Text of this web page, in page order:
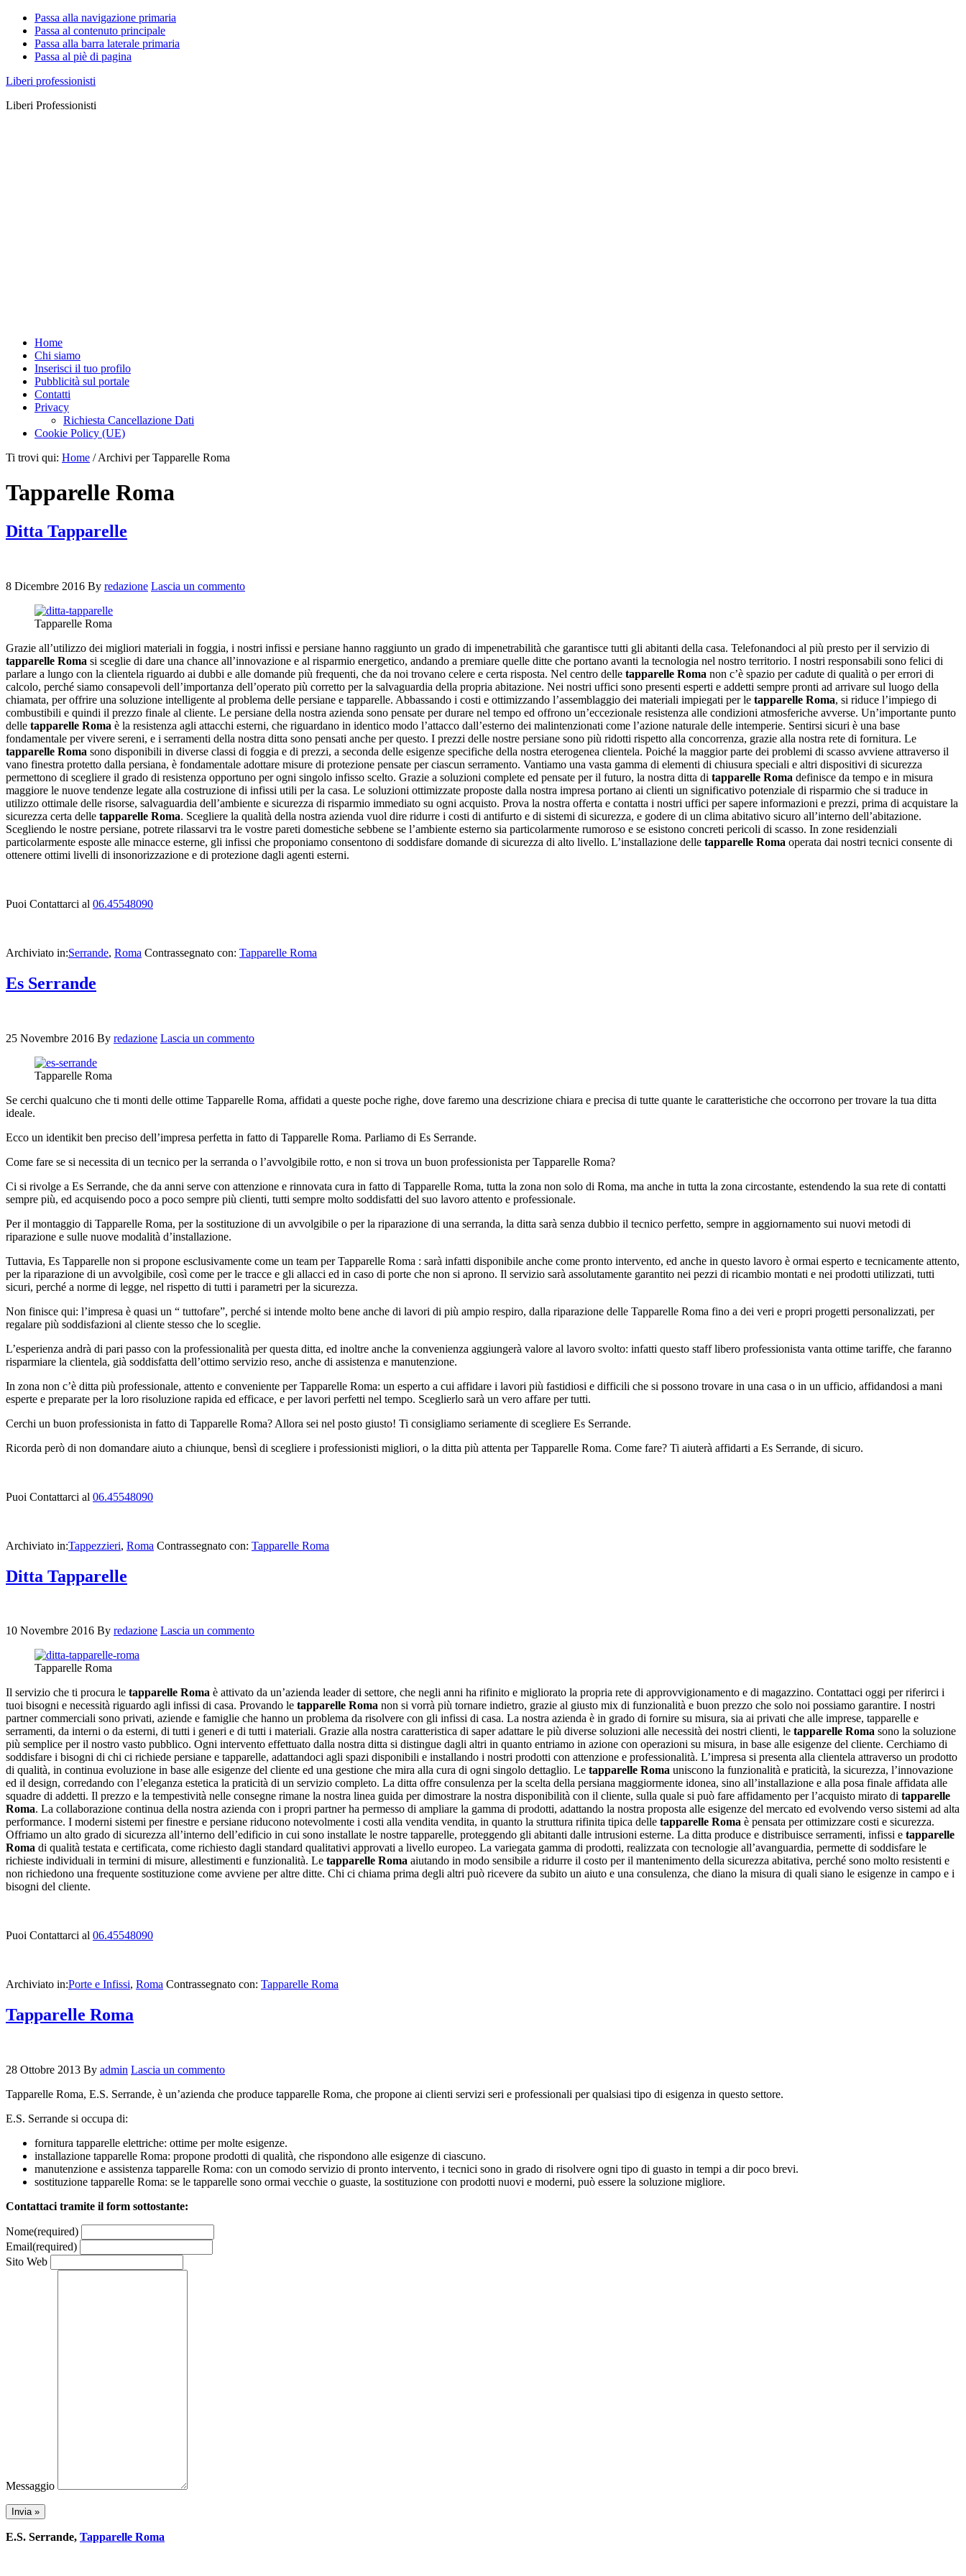
Passa alla navigazione primaria
Passa al contenuto principale
Passa alla barra laterale primaria
Passa al piè di pagina
Liberi professionisti
Liberi Professionisti
Home
Chi siamo
Inserisci il tuo profilo
Pubblicità sul portale
Contatti
Privacy
Richiesta Cancellazione Dati
Cookie Policy (UE)
Ti trovi qui: Home /Archivi per Tapparelle Roma
Tapparelle Roma
Ditta Tapparelle
8 Dicembre 2016 By redazione Lascia un commento
Tapparelle Roma
Grazie all’utilizzo dei migliori materiali in foggia, i nostri infissi e persiane hanno raggiunto un grado di impenetrabilità che garantisce tutti gli abitanti della casa. Telefonandoci al più presto per il servizio di
tapparelle Roma si sceglie di dare una chance all’innovazione e al risparmio energetico, andando a premiare quelle ditte che portano avanti la tecnologia nel nostro territorio. I nostri responsabili sono felici di
parlare a lungo con la clientela riguardo ai dubbi e alle domande più frequenti, che da noi trovano celere e certa risposta. Nel centro delle tapparelle Roma non c’è spazio per cadute di qualità o per errori di
calcolo, perché siamo consapevoli dell’importanza dell’operato più corretto per la salvaguardia della propria abitazione. Nei nostri uffici sono presenti esperti e addetti sempre pronti ad arrivare sul luogo della
chiamata, per offrire una soluzione intelligente al problema delle persiane e tapparelle. Abbassando i costi e ottimizzando l’assemblaggio dei materiali impiegati per le tapparelle Roma, si riduce l’impiego di
combustibili e quindi il prezzo finale al cliente. Le persiane della nostra azienda sono pensate per durare nel tempo ed offrono un’eccezionale resistenza alle condizioni atmosferiche avverse. Un’importante punto
delle tapparelle Roma è la resistenza agli attacchi esterni, che riguardano in identico modo l’attacco dall’esterno dei malintenzionati come l’azione naturale delle intemperie. Sentirsi sicuri è una base
fondamentale per vivere sereni, e i serramenti della nostra ditta sono pensati anche per questo. I prezzi delle nostre persiane sono più ridotti rispetto alla concorrenza, grazie alla nostra rete di fornitura. Le
tapparelle Roma sono disponibili in diverse classi di foggia e di prezzi, a seconda delle esigenze specifiche della nostra eterogenea clientela. Poiché la maggior parte dei problemi di scasso avviene attraverso il
vano finestra protetto dalla persiana, è fondamentale adottare misure di protezione pensate per ciascun serramento. Vantiamo una vasta gamma di elementi di chiusura speciali e altri dispositivi di sicurezza
permettono di scegliere il grado di resistenza opportuno per ogni singolo infisso scelto. Grazie a soluzioni complete ed pensate per il futuro, la nostra ditta di tapparelle Roma definisce da tempo e in misura
maggiore le nuove tendenze legate alla costruzione di infissi utili per la casa. Le soluzioni ottimizzate proposte dalla nostra impresa portano ai clienti un significativo potenziale di risparmio che si traduce in
utilizzo ottimale delle risorse, salvaguardia dell’ambiente e sicurezza di risparmio immediato su ogni acquisto. Prova la nostra offerta e contatta i nostri uffici per sapere informazioni e prezzi, prima di acquistare la
sicurezza certa delle tapparelle Roma. Scegliere la qualità della nostra azienda vuol dire ridurre i costi di antifurto e di sistemi di sicurezza, e godere di un clima abitativo sicuro all’interno dell’abitazione.
Scegliendo le nostre persiane, potrete rilassarvi tra le vostre pareti domestiche sebbene se l’ambiente esterno sia particolarmente rumoroso e se esistono concreti pericoli di scasso. In zone residenziali
particolarmente esposte alle minacce esterne, gli infissi che proponiamo consentono di soddisfare domande di sicurezza di alto livello. L’installazione delle tapparelle Roma operata dai nostri tecnici consente di
ottenere ottimi livelli di insonorizzazione e di protezione dagli agenti esterni.
Puoi Contattarci al 06.45548090
Archiviato in:Serrande, Roma Contrassegnato con: Tapparelle Roma
Es Serrande
25 Novembre 2016 By redazione Lascia un commento
Tapparelle Roma
Se cerchi qualcuno che ti monti delle ottime Tapparelle Roma, affidati a queste poche righe, dove faremo una descrizione chiara e precisa di tutte quante le caratteristiche che occorrono per trovare la tua ditta
ideale.
Ecco un identikit ben preciso dell’impresa perfetta in fatto di Tapparelle Roma. Parliamo di Es Serrande.
Come fare se si necessita di un tecnico per la serranda o l’avvolgibile rotto, e non si trova un buon professionista per Tapparelle Roma?
Ci si rivolge a Es Serrande, che da anni serve con attenzione e rinnovata cura in fatto di Tapparelle Roma, tutta la zona non solo di Roma, ma anche in tutta la zona circostante, estendendo la sua rete di contatti
sempre più, ed acquisendo poco a poco sempre più clienti, tutti sempre molto soddisfatti del suo lavoro attento e professionale.
Per il montaggio di Tapparelle Roma, per la sostituzione di un avvolgibile o per la riparazione di una serranda, la ditta sarà senza dubbio il tecnico perfetto, sempre in aggiornamento sui nuovi metodi di
riparazione e sulle nuove modalità d’installazione.
Tuttavia, Es Tapparelle non si propone esclusivamente come un team per Tapparelle Roma : sarà infatti disponibile anche come pronto intervento, ed anche in questo lavoro è ormai esperto e tecnicamente attento,
per la riparazione di un avvolgibile, così come per le tracce e gli allacci ed in caso di porte che non si aprono. Il servizio sarà assolutamente garantito nei pezzi di ricambio montati e nei prodotti utilizzati, tutti
sicuri, perché a norme di legge, nel rispetto di tutti i parametri per la sicurezza.
Non finisce qui: l’impresa è quasi un “ tuttofare”, perché si intende molto bene anche di lavori di più ampio respiro, dalla riparazione delle Tapparelle Roma fino a dei veri e propri progetti personalizzati, per
regalare più soddisfazioni al cliente stesso che lo sceglie.
L’esperienza andrà di pari passo con la professionalità per questa ditta, ed inoltre anche la convenienza aggiungerà valore al lavoro svolto: infatti questo staff libero professionista vanta ottime tariffe, che faranno
risparmiare la clientela, già soddisfatta dell’ottimo servizio reso, anche di assistenza e manutenzione.
In zona non c’è ditta più professionale, attento e conveniente per Tapparelle Roma: un esperto a cui affidare i lavori più fastidiosi e difficili che si possono trovare in una casa o in un ufficio, affidandosi a mani
esperte e preparate per la loro risoluzione rapida ed efficace, e per lavori perfetti nel tempo. Sceglierlo sarà un vero affare per tutti.
Cerchi un buon professionista in fatto di Tapparelle Roma? Allora sei nel posto giusto! Ti consigliamo seriamente di scegliere Es Serrande.
Ricorda però di non domandare aiuto a chiunque, bensì di scegliere i professionisti migliori, o la ditta più attenta per Tapparelle Roma. Come fare? Ti aiuterà affidarti a Es Serrande, di sicuro.
Puoi Contattarci al 06.45548090
Archiviato in:Tappezzieri, Roma Contrassegnato con: Tapparelle Roma
Ditta Tapparelle
10 Novembre 2016 By redazione Lascia un commento
Tapparelle Roma
Il servizio che ti procura le tapparelle Roma è attivato da un’azienda leader di settore, che negli anni ha rifinito e migliorato la propria rete di approvvigionamento e di magazzino. Contattaci oggi per riferirci i
tuoi bisogni e necessità riguardo agli infissi di casa. Provando le tapparelle Roma non si vorrà più tornare indietro, grazie al giusto mix di funzionalità e buon prezzo che solo noi possiamo garantire. I nostri
partner commerciali sono privati, aziende e famiglie che hanno un problema da risolvere con gli infissi di casa. La nostra azienda è in grado di fornire su misura, sia ai privati che alle imprese, tapparelle e
serramenti, da interni o da esterni, di tutti i generi e di tutti i materiali. Grazie alla nostra caratteristica di saper adattare le più diverse soluzioni alle necessità dei nostri clienti, le tapparelle Roma sono la soluzione
più semplice per il nostro vasto pubblico. Ogni intervento effettuato dalla nostra ditta si distingue dagli altri in quanto entriamo in azione con operazioni su misura, in base alle esigenze del cliente. Cerchiamo di
soddisfare i bisogni di chi ci richiede persiane e tapparelle, adattandoci agli spazi disponibili e installando i nostri prodotti con attenzione e professionalità. L’impresa si presenta alla clientela attraverso un prodotto
di qualità, in continua evoluzione in base alle esigenze del cliente ed una gestione che mira alla cura di ogni singolo dettaglio. Le tapparelle Roma uniscono la funzionalità e praticità, la sicurezza, l’innovazione
ed il design, corredando con l’eleganza estetica la praticità di un servizio completo. La ditta offre consulenza per la scelta della persiana maggiormente idonea, sino all’installazione e alla posa finale affidata alle
squadre di addetti. Il prezzo e la tempestività nelle consegne rimane la nostra linea guida per dimostrare la nostra disponibilità con il cliente, sulla quale si può fare affidamento per l’acquisto mirato di tapparelle
Roma. La collaborazione continua della nostra azienda con i propri partner ha permesso di ampliare la gamma di prodotti, adattando la nostra proposta alle esigenze del mercato ed evolvendo verso sistemi ad alta
performance. I moderni sistemi per finestre e persiane riducono notevolmente i costi alla vendita vendita, in quanto la struttura rifinita tipica delle tapparelle Roma è pensata per ottimizzare costi e sicurezza.
Offriamo un alto grado di sicurezza all’interno dell’edificio in cui sono installate le nostre tapparelle, proteggendo gli abitanti dalle intrusioni esterne. La ditta produce e distribuisce serramenti, infissi e tapparelle
Roma di qualità testata e certificata, come richiesto dagli standard qualitativi approvati a livello europeo. La variegata gamma di prodotti, realizzata con tecnologie all’avanguardia, permette di soddisfare le
richieste individuali in termini di misure, allestimenti e funzionalità. Le tapparelle Roma aiutando in modo sensibile a ridurre il costo per il mantenimento della sicurezza abitativa, perché sono molto resistenti e
non richiedono una frequente sostituzione come avviene per altre ditte. Chi ci chiama prima degli altri può ricevere da subito un aiuto e una consulenza, che diano la misura di quali siano le esigenze in campo e i
bisogni del cliente.
Puoi Contattarci al 06.45548090
Archiviato in:Porte e Infissi, Roma Contrassegnato con: Tapparelle Roma
Tapparelle Roma
28 Ottobre 2013 By admin Lascia un commento
Tapparelle Roma, E.S. Serrande, è un’azienda che produce tapparelle Roma, che propone ai clienti servizi seri e professionali per qualsiasi tipo di esigenza in questo settore.
E.S. Serrande si occupa di:
fornitura tapparelle elettriche: ottime per molte esigenze.
installazione tapparelle Roma: propone prodotti di qualità, che rispondono alle esigenze di ciascuno.
manutenzione e assistenza tapparelle Roma: con un comodo servizio di pronto intervento, i tecnici sono in grado di risolvere ogni tipo di guasto in tempi a dir poco brevi.
sostituzione tapparelle Roma: se le tapparelle sono ormai vecchie o guaste, la sostituzione con prodotti nuovi e moderni, può essere la soluzione migliore.
Contattaci tramite il form sottostante:
Nome(required)
Email(required)
Sito Web
Messaggio
E.S. Serrande, Tapparelle Roma